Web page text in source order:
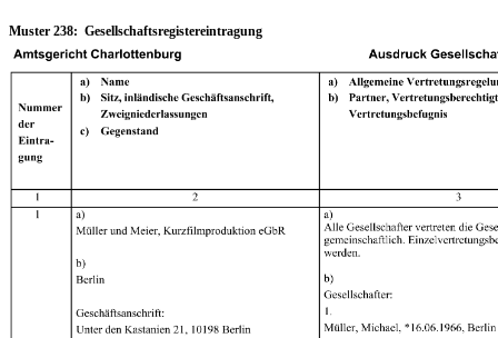
Muster 238: Gesellschaftsregistereintragung